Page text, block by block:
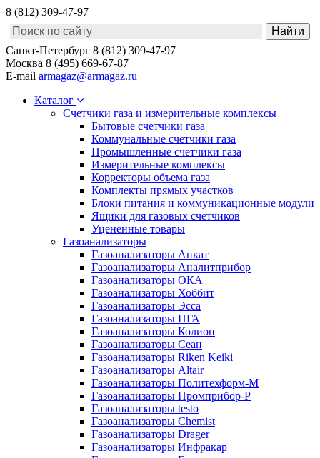
8 (812) 309-47-97
Санкт-Петербург 8 (812) 309-47-97
Москва 8 (495) 669-67-87
E-mail armagaz@armagaz.ru
Каталог
Счетчики газа и измерительные комплексы
Бытовые счетчики газа
Коммунальные счетчики газа
Промышленные счетчики газа
Измерительные комплексы
Корректоры объема газа
Комплекты прямых участков
Блоки питания и коммуникационные модули
Ящики для газовых счетчиков
Уцененные товары
Газоанализаторы
Газоанализаторы Анкат
Газоанализаторы Аналитприбор
Газоанализаторы ОКА
Газоанализаторы Хоббит
Газоанализаторы Эсса
Газоанализаторы ПГА
Газоанализаторы Колион
Газоанализаторы Сеан
Газоанализаторы Riken Keiki
Газоанализаторы Altair
Газоанализаторы Политехформ-М
Газоанализаторы Промприбор-Р
Газоанализаторы testo
Газоанализаторы Chemist
Газоанализаторы Drager
Газоанализаторы Инфракар